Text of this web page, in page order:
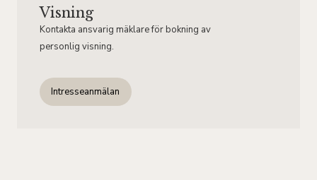
Visning
Kontakta ansvarig mäklare för bokning av
personlig visning.
Intresseanmälan